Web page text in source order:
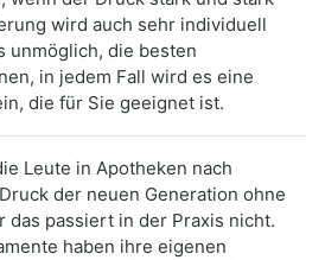
wird auch sehr individuell
unmöglich, die besten
in jedem Fall wird es eine
die für Sie geeignet ist.
Leute in Apotheken nach
der neuen Generation ohne
das passiert in der Praxis nicht.
haben ihre eigenen